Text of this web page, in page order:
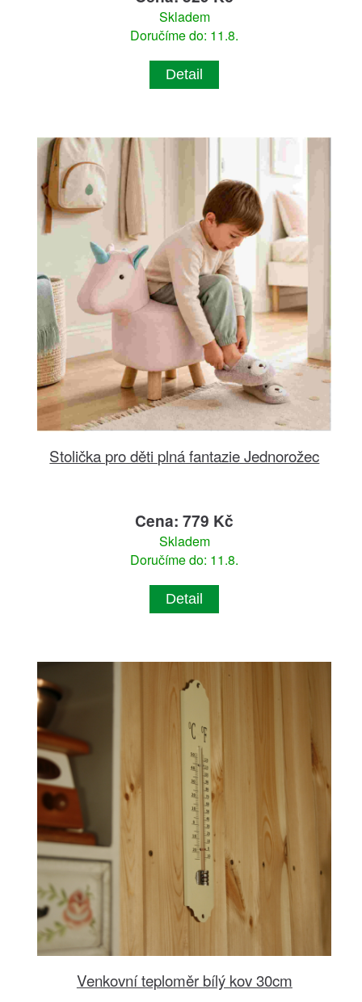
Skladem
Doručíme do: 11.8.
Detail
Stolička pro děti plná fantazie Jednorožec
Cena: 779 Kč
Skladem
Doručíme do: 11.8.
Detail
Venkovní teploměr bílý kov 30cm